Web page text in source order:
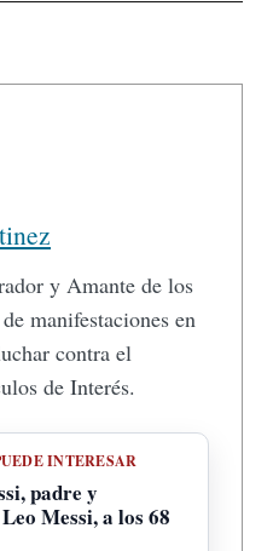
y Amante de los
manifestaciones en
contra el
de Interés.
INTERESAR
padre y
Messi, a los 68